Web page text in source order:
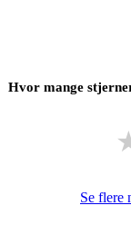
Hvor mange
Se flere